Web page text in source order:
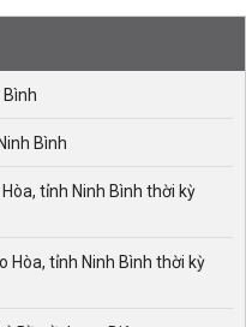
Bình
tỉnh Ninh Bình thời kỳ
Hòa, tỉnh Ninh Bình thời kỳ